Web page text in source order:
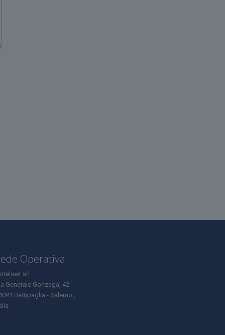
Operativa
srl
Generale Gonzaga, 42
Battipaglia - Salerno ,